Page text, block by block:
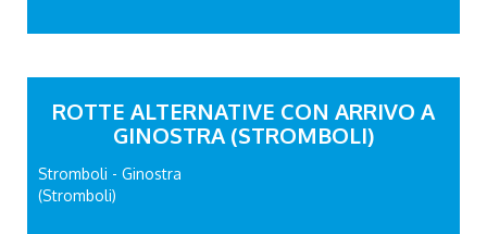
ROTTE ALTERNATIVE CON ARRIVO A
GINOSTRA (STROMBOLI)
Stromboli - Ginostra
(Stromboli)